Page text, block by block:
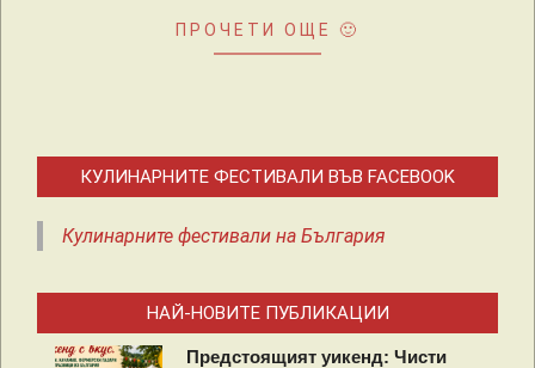
ПРОЧЕТИ ОЩЕ 🙂
КУЛИНАРНИТЕ ФЕСТИВАЛИ ВЪВ FACEBOOK
Кулинарните фестивали на България
НАЙ-НОВИТЕ ПУБЛИКАЦИИ
Предстоящият уикенд: Чисти